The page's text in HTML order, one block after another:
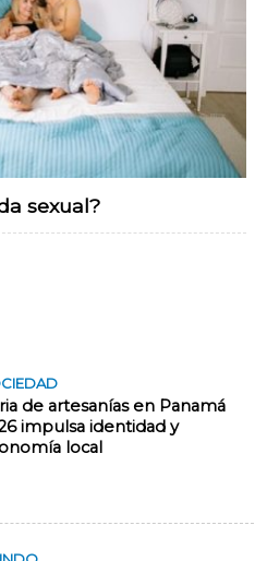
sexual?
de artesanías en Panamá
impulsa identidad y
local